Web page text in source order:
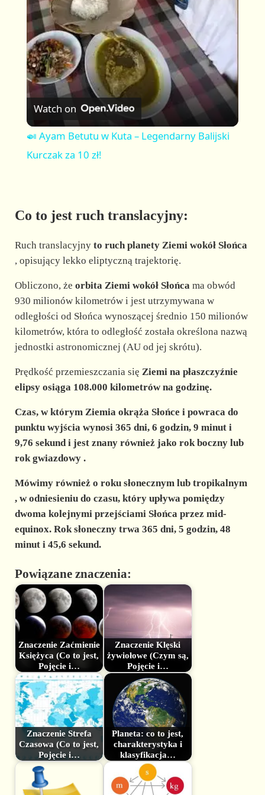
a
y
V
i
o
Watch on
🍛 Ayam Betutu w Kuta – Legendarny Balijski
Kurczak za 10 zł!
Co to jest ruch translacyjny:
Ruch translacyjny to ruch planety Ziemi wokół Słońca
, opisujący lekko eliptyczną trajektorię.
Obliczono, że orbita Ziemi wokół Słońcama obwód
930 milionów kilometrów i jest utrzymywana w
odległości od Słońca wynoszącej średnio 150 milionów
kilometrów, która to odległość została określona nazwą
jednostki astronomicznej (AU od jej skrótu).
Prędkość przemieszczania się Ziemi na płaszczyźnie
elipsy osiąga 108.000 kilometrów na godzinę.
Czas, w którym Ziemia okrąża Słońce i powraca do
punktu wyjścia wynosi 365 dni, 6 godzin, 9 minut i
9,76 sekund i jest znany również jako rok boczny lub
rok gwiazdowy.
Mówimy również o roku słonecznym lub tropikalnym
, w odniesieniu do czasu, który upływa pomiędzy
dwoma kolejnymi przejściami Słońca przez mid-
equinox. Rok słoneczny trwa 365 dni, 5 godzin, 48
minut i 45,6 sekund.
Powiązane znaczenia:
Znaczenie Zaćmienie
Księżyca (Co to jest,
Pojęcie i…
Znaczenie Klęski
żywiołowe (Czym są,
Pojęcie i…
Znaczenie Strefa
Czasowa (Co to jest,
Pojęcie i…
Planeta: co to jest,
charakterystyka i
klasyfikacja…